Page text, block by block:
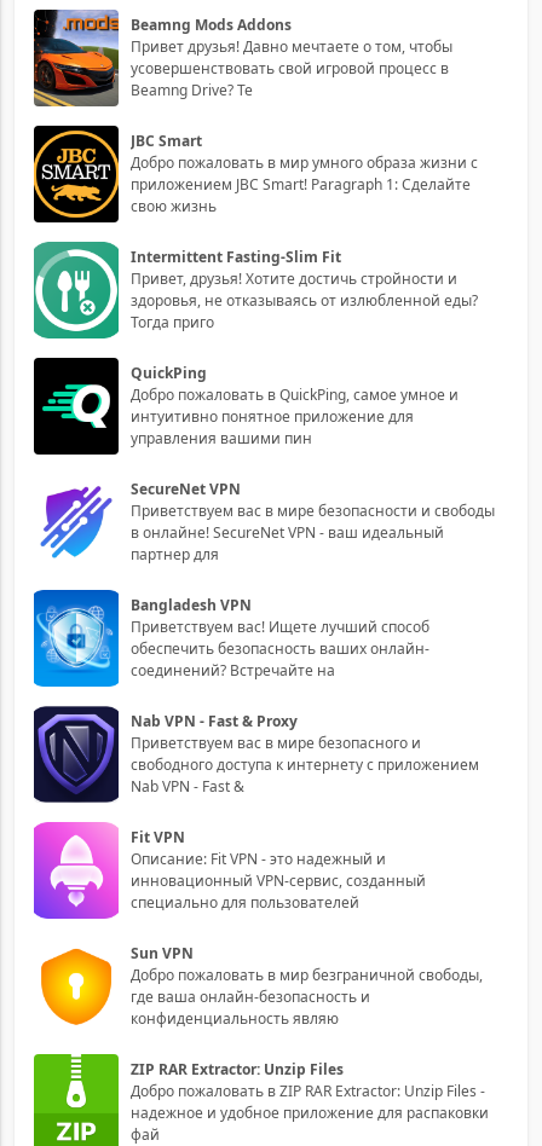
Beamng Mods Addons
Привет друзья! Давно мечтаете о том, чтобы
усовершенствовать свой игровой процесс в
Beamng Drive? Те
JBC Smart
Добро пожаловать в мир умного образа жизни с
приложением JBC Smart! Paragraph 1: Сделайте
свою жизнь
Intermittent Fasting-Slim Fit
Привет, друзья! Хотите достичь стройности и
здоровья, не отказываясь от излюбленной еды?
Тогда приго
QuickPing
Добро пожаловать в QuickPing, самое умное и
интуитивно понятное приложение для
управления вашими пин
SecureNet VPN
Приветствуем вас в мире безопасности и свободы
в онлайне! SecureNet VPN - ваш идеальный
партнер для
Bangladesh VPN
Приветствуем вас! Ищете лучший способ
обеспечить безопасность ваших онлайн-
соединений? Встречайте на
Nab VPN - Fast & Proxy
Приветствуем вас в мире безопасного и
свободного доступа к интернету с приложением
Nab VPN - Fast &
Fit VPN
Описание: Fit VPN - это надежный и
инновационный VPN-сервис, созданный
специально для пользователей
Sun VPN
Добро пожаловать в мир безграничной свободы,
где ваша онлайн-безопасность и
конфиденциальность являю
ZIP RAR Extractor: Unzip Files
Добро пожаловать в ZIP RAR Extractor: Unzip Files -
надежное и удобное приложение для распаковки
фай